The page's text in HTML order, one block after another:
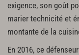
exigence, son goût
marier technicité et
montante de la
En 2016, ce